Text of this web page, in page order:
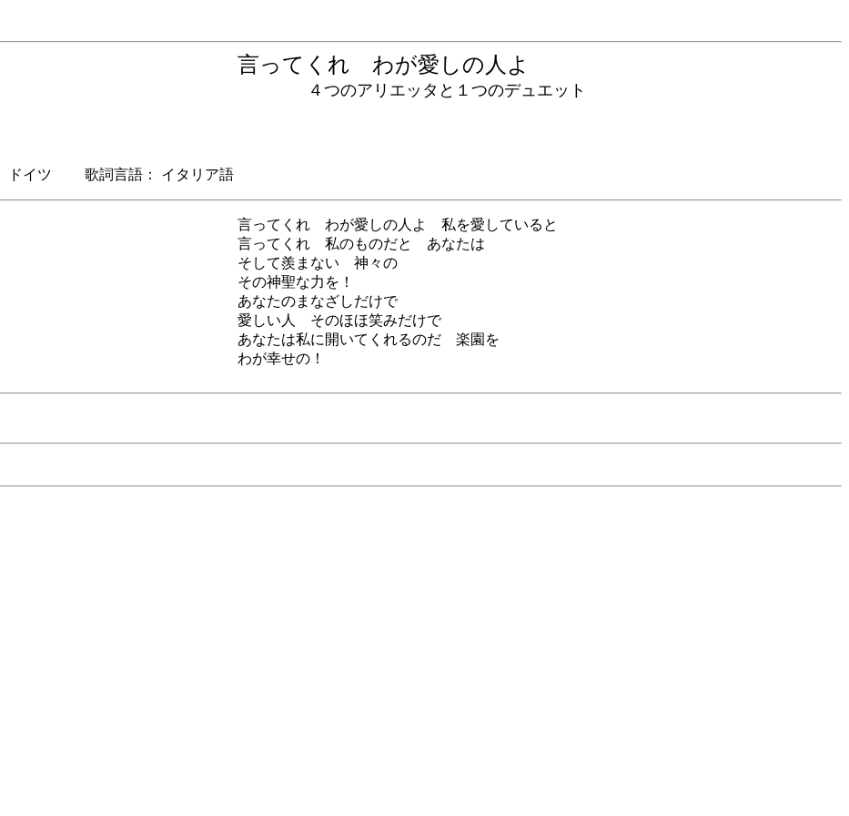
言ってくれ わが愛しの人よ
４つのアリエッタと１つのデュエット
ドイツ 歌詞言語： イタリア語
言ってくれ わが愛しの人よ 私を愛していると
言ってくれ 私のものだと あなたは
そして羨まない 神々の
その神聖な力を！
あなたのまなざしだけで
愛しい人 そのほほ笑みだけで
あなたは私に開いてくれるのだ 楽園を
わが幸せの！